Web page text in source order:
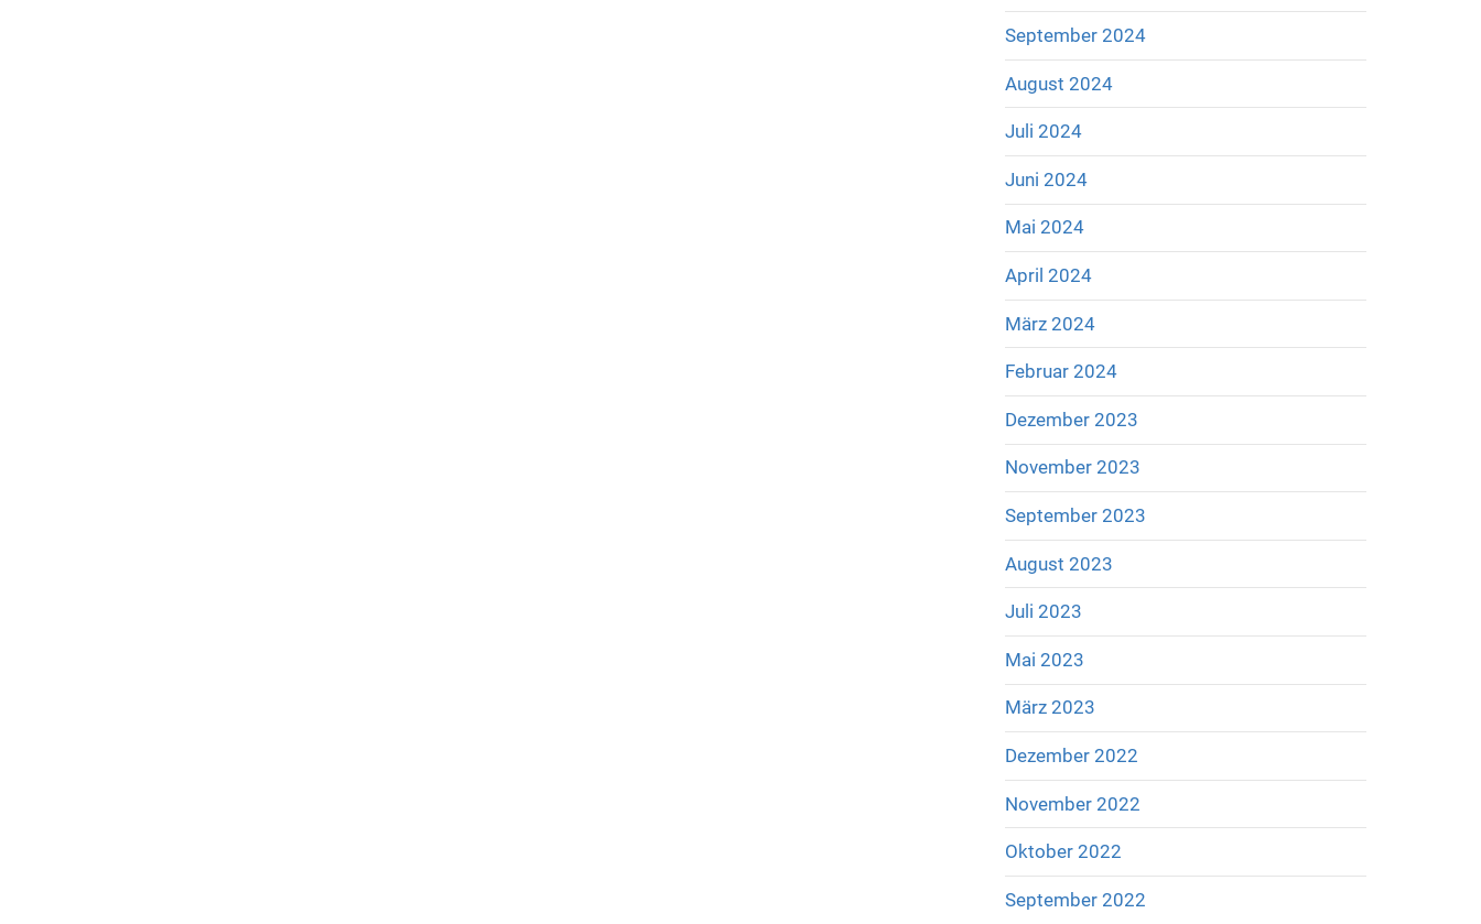
September 2024
August 2024
Juli 2024
Juni 2024
Mai 2024
April 2024
März 2024
Februar 2024
Dezember 2023
November 2023
September 2023
August 2023
Juli 2023
Mai 2023
März 2023
Dezember 2022
November 2022
Oktober 2022
September 2022